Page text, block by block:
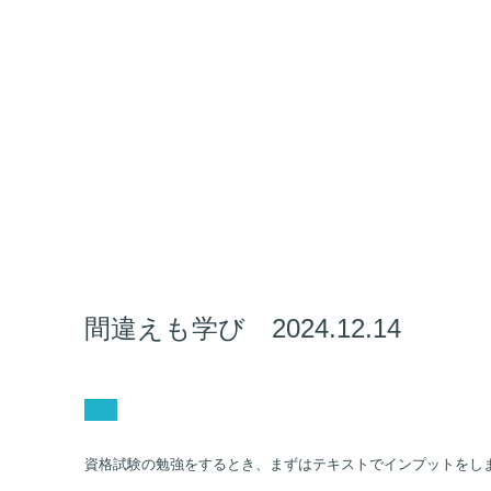
間違えも学び 2024.12.14
資格試験の勉強をするとき、まずはテキストでインプットをし